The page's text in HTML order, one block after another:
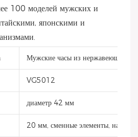
японскими и
Мужские часы из нержавеющей
VG5012
диаметр 42 мм
20 мм, сменные элементы,